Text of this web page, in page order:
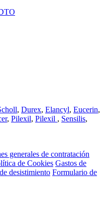
, Durex, Elancyl, Eucerin,
, Pilexil, Pilexil , Sensilis,
generales de contratación
de Cookies Gastos de
desistimiento Formulario de